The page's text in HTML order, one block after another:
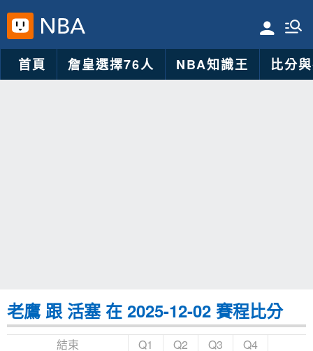
首頁 詹皇選擇76人 NBA知識王 比分
老鷹 跟 活塞 在 2025-12-02 賽程比分
結束 Q1 Q2 Q3 Q4